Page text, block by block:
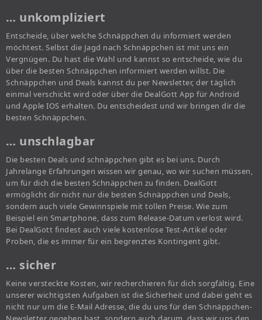
… unkompliziert
Entscheide, über welche Schnäppchen du informiert werden
möchtest. Selbst die Jagd nach Schnäppchen ist mit uns ein
Vergnügen. Du hast die Wahl und kannst so entscheide, wie du
über die besten Schnäppchen informiert werden willst. Die
Schnäppchen und Deals kannst du per Newsletter, der täglich
einmal verschickt wird oder über die DealGott App für Android
und Apple IOS erhalten. Du entscheidest und wir bringen dir die
besten Schnäppchen.
… unschlagbar
Die besten Deals und schnäppchen gibt es bei uns. Durch
Jahrelange Erfahrungen wissen wir genau, wo wir suchen müssen,
um für dich die besten Schnäppchen zu finden. DealGott
ermöglicht dir nicht nur die besten Schnäppchen und Deals,
sondern auch viele Gewinnspiele mit tollen Preise. Wie zum
Beispiel ein Smartphone, dass zum Release-Datum verlost wird.
Bei DealGott findest auch viele kostenlose Test-Artikel oder
Proben, die es immer für ein begrenztes Kontingent gibt.
… sicher
Keine versteckte Kosten, wir recherchieren für dich sorgfältig. Eine
unserer wichtigsten Aufgaben ist die Sicherheit und dabei geht es
nicht nur um die E-Mail Adresse, die du uns für den Schnäppchen-